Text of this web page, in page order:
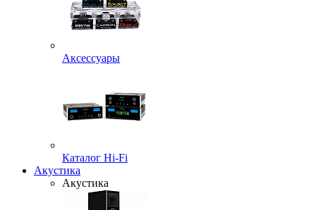
Аксессуары
Каталог Hi-Fi
Акустика
Акустика